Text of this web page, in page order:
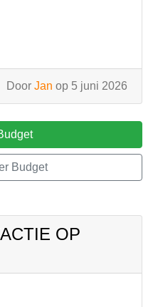
Door Jan op 5 juni 2026
Budget
OP